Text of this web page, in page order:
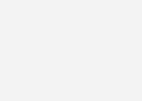
SHK-Unternehmen
zu